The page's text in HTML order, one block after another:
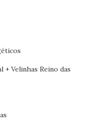
Velinhas Reino das